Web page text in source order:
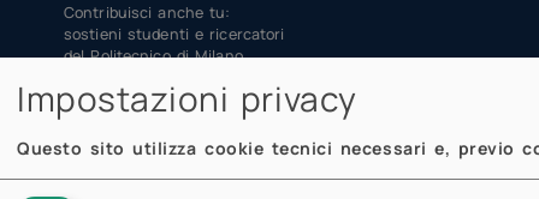
Contribuisci anche tu:
sostieni studenti e ricercatori
del Politecnico di Milano
Dona anche tu